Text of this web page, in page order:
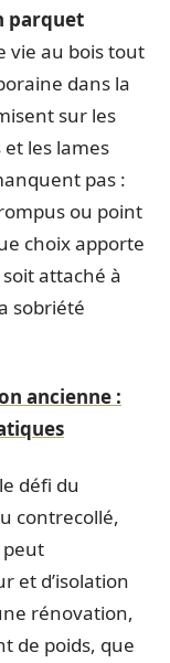
parquet
vie au bois tout
dans la
sur les
les lames
pas :
ou point
choix apporte
attaché à
sobriété
ancienne :
défi du
contrecollé,
peut
et d’isolation
rénovation,
de poids, que